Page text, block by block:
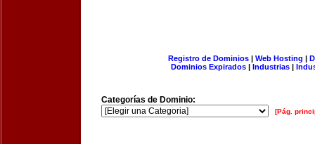
Registro de Dominios| Web Hosting |
Dominios Expirados | Industrias |
Categorías de Dominio:
[Pág.